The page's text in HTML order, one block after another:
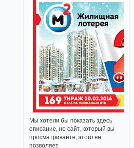
Мы хотели бы показать здесь
описание, но сайт, который вы
просматриваете, этого не
позволяет.